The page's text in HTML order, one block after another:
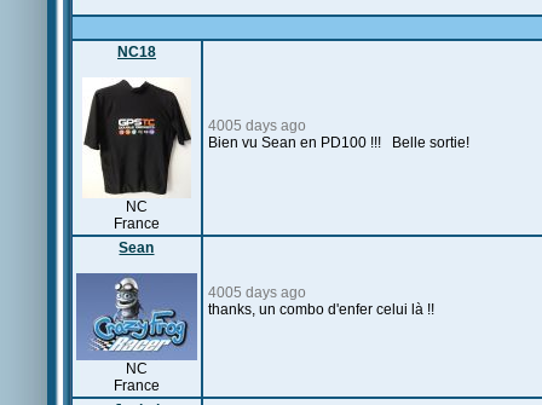
NC18
NC
France
4005 days ago
Bien vu Sean en PD100 !!! Belle sortie!
Sean
NC
France
4005 days ago
thanks, un combo d'enfer celui là !!